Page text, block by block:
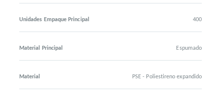
Unidades Empaque Principal 400
Material Principal Espumado
Material PSE - Poliestireno expandido